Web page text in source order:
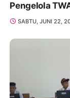
Pengelola
SABTU, JUNI 22,